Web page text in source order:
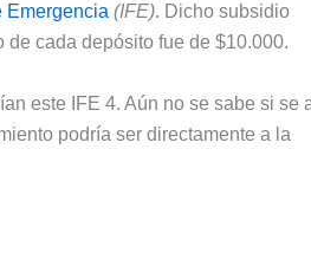
Emergencia (IFE). Dicho subsidio
cada depósito fue de $10.000.
este IFE 4. Aún no se sabe si se
podría ser directamente a la